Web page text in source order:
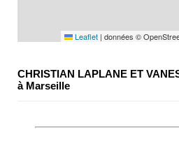
Leaflet | données ©
CHRISTIAN LAPLANE ET
à Marseille